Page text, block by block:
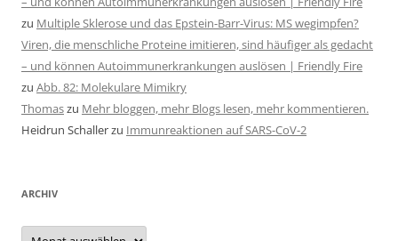
zu Multiple Sklerose und das Epstein-Barr-Virus: MS wegimpfen?
Viren, die menschliche Proteine imitieren, sind häufiger als gedacht
– und können Autoimmunerkrankungen auslösen | Friendly Fire
zu Abb. 82: Molekulare Mimikry
Thomaszu Mehr bloggen, mehr Blogs lesen, mehr kommentieren.
Heidrun Schallerzu Immunreaktionen auf SARS-CoV-2
ARCHIV
Archiv